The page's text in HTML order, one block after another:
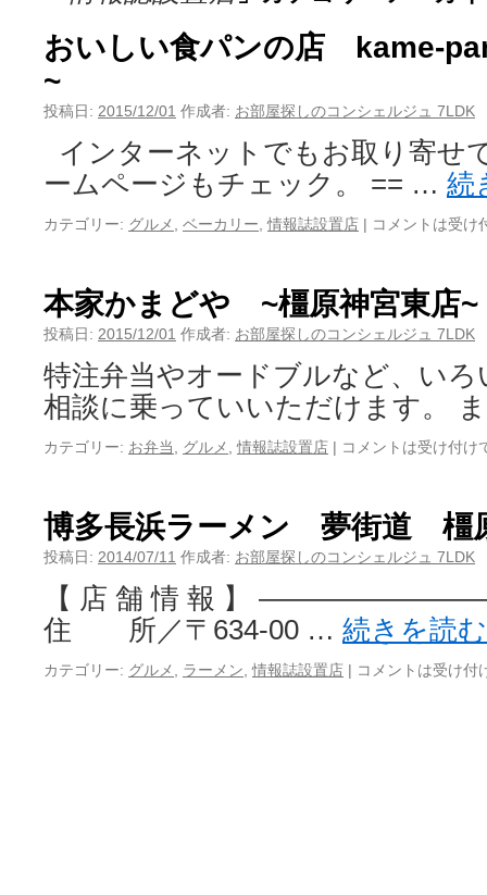
おいしい食パンの店
~
投稿日: 2015/12/01 作成者: お部屋探しのコンシェルジュ 7LDK
インターネットでもお取り寄せ
ームページもチェック。 == … 続
カテゴリー: グルメ ベーカリー ,情報誌設置店 | コメントは受け
本家かまどや ~橿原神宮東店~
投稿日: 2015/12/01 作成者: お部屋探しのコンシェルジュ 7LDK
特注弁当やオードブルなど、い
相談に乗っていいただけます。
カテゴリー: お弁当 グルメ ,情報誌設置店 | コメントは受け付け
博多長浜ラーメン 夢街道 橿
投稿日: 2014/07/11 作成者: お部屋探しのコンシェルジュ 7LDK
【 店 舗 情 報 】
住 所／〒634-00 … 続きを読
カテゴリー: グルメ ラーメン ,情報誌設置店 | コメントは受け付